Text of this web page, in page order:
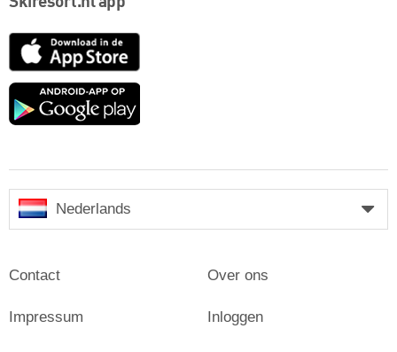
App
Google
Nederlands
Contact
Impressum
Over ons
Inloggen